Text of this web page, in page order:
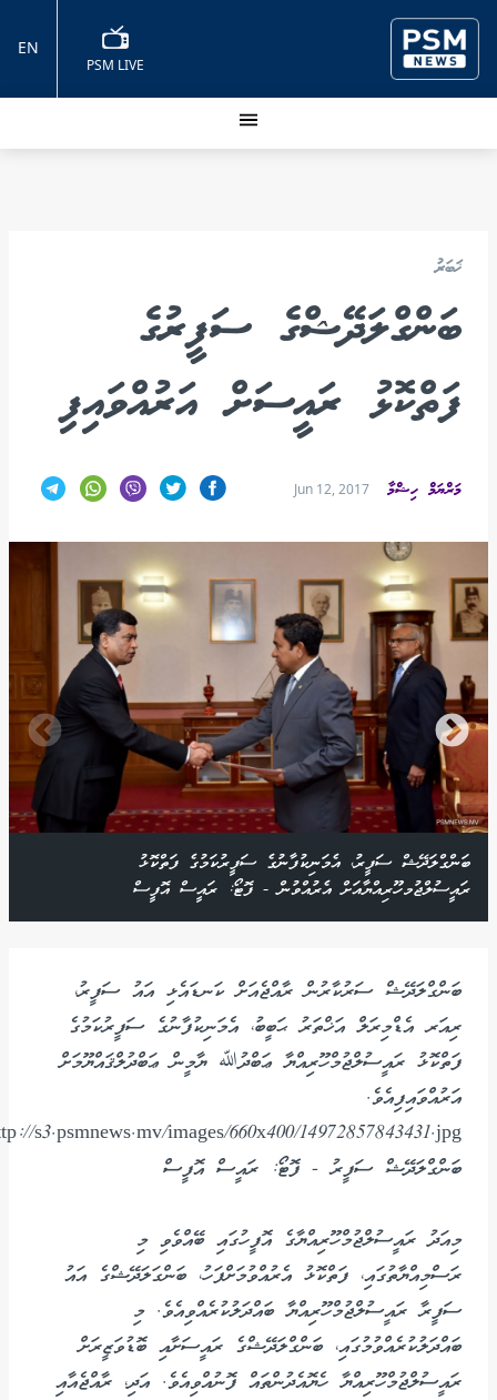
PSM LIVE
EN
ޚަބަރު
ބަންގްލަދޭޝްގެ ސަފީރުގެ
ފަތްކޮޅު ރައީސަށް އަރުއްވައިފި
މަރްޔަމް ހިޝްމާ Jun 12, 2017
ބަންގްލަދޭޝް ސަފީރު، އެމަނިކުފާނުގެ ސަފީރުކަމުގެ ފަތްކޮޅު
ރައީސުލްޖުމހޫރިއްޔާއަށް އެރުއްވުން - ފޮޓޯ: ރައީސް އޮފީސް
ބަންގްލަދޭޝް ސަރުކާރުން ރާއްޖެއަށް ކަނޑައެޅި އައު ސަފީރު،
ރިއަރ އެޑްމިރަލް އަޚްތަރު ޙަބީބު، އެމަނިކުފާނުގެ ސަފީރުކަމުގެ
ފަތްކޮޅު ރައީސުލްޖުމްހޫރިއްޔާ ޢަބްދުﷲ ޔާމީން ޢަބްދުލްޤައްޔޫމަށް
އަރުއްވައިފިއެވެ.
ބަންގްލަދޭޝް ސަފީރު - ފޮޓޯ: ރައީސް އޮފީސް
މިއަދު ރައީސުލްޖުމްހޫރިއްޔާގެ އޮފީހުގައި ބޭއްވެވި މި
ރަސްމިއްޔާތުގައި، ފަތްކޮޅު އެރުއްވުމަށްފަހު، ބަންގަލަދޭޝްގެ އައު
ސަފީރާ ރައީސުލްޖުމްހޫރިއްޔާ ބައްދަލުކުރެއްވިއެވެ. މި
ބައްދަލުކުރެއްވުމުގައި، ބަންގްލަދޭޝްގެ ރައީސަށާއި ބޮޑުވަޒީރަށް
ރައީސުލްޖުމްހޫރިއްޔާ ހެޔޮއެދުންތައް ފޮނުއްވިއެވެ. އަދި، ރާއްޖެއާއި